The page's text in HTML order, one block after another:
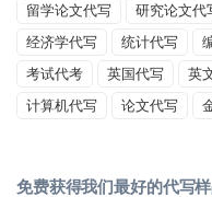
留学论文代写
研究论文代
经济学代写
统计代写
考试代考
英国代写 英
计算机代写
论文代写
免费获得我们最好的代写